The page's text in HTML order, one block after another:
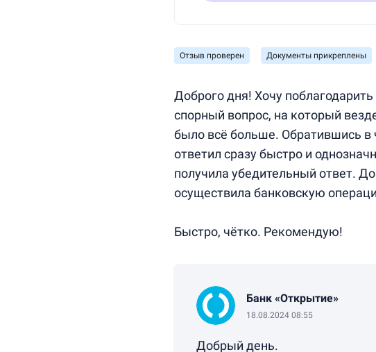
Отзыв проверен Документы прикреплены
Доброго дня! Хочу
спорный вопрос, на который
было всё больше. Обратившись в
ответил сразу быстро и
получила убедительный ответ.
осуществила банковскую
Быстро, чётко. Рекомендую!
Банк «Открытие»
18.08.2024 08:55
Добрый день.